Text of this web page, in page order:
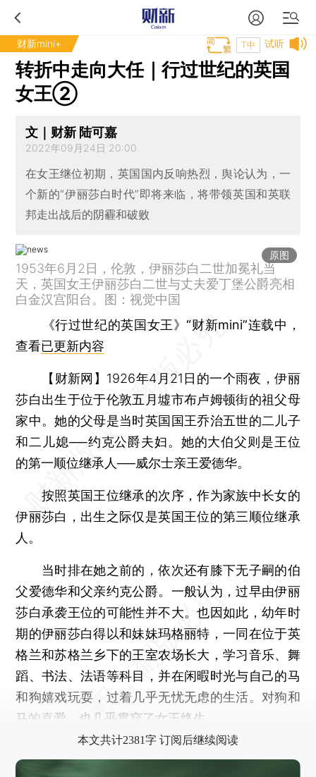
财新mini+ 试听
T中
转折中走向大任｜行过世纪的英国
女王②
文｜财新 陆可嘉
2022年09月24日 20:00
在女王继位初期，英国国内反响热烈，舆论认为，一
个新的“伊丽莎白时代”即将来临，将带领英国和英联
邦走出战后的阴霾和破败
原图
1953年6月2日，伦敦，伊丽莎白二世加冕礼当
天，英国女王伊丽莎白二世与丈夫爱丁堡公爵亮相
白金汉宫阳台。图：视觉中国
《行过世纪的英国女王》“财新mini”连载中，
查看已更新内容
【财新网】 1926年4月21日的一个雨夜，伊丽
莎白出生于位于伦敦五月墟市布卢姆顿街的祖父母
家中。她的父母是当时英国国王乔治五世的二儿子
和二儿媳──约克公爵夫妇。她的大伯父则是王位
的第一顺位继承人──威尔士亲王爱德华。
按照英国王位继承的次序，作为家族中长女的
伊丽莎白，出生之际仅是英国王位的第三顺位继承
人。
当时排在她之前的，依次还有膝下无子嗣的伯
父爱德华和父亲约克公爵。一般认为，过早由伊丽
莎白承袭王位的可能性并不大。也因如此，幼年时
期的伊丽莎白得以和妹妹玛格丽特，一同在位于英
格兰和苏格兰乡下的王室农场长大，学习音乐、舞
蹈、书法、法语等科目，并在闲暇时光与自己的马
和狗嬉戏玩耍，过着几乎无忧无虑的生活。对狗和
马的喜爱，也几乎贯穿了女王终生。
本文共计2381字 订阅后继续阅读